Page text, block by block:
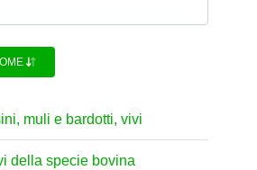
muli e bardotti, vivi
della specie bovina